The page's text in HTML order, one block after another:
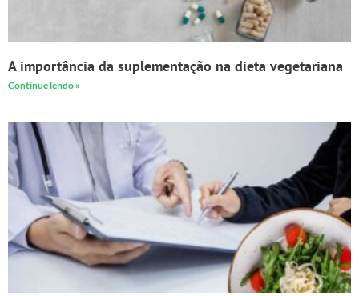
A importância da suplementação na dieta vegetariana
Continue lendo »